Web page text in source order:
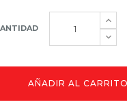
AÑADIR AL